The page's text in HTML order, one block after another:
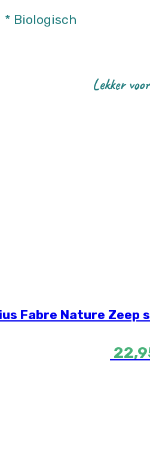
* Biologisch
Lekker
Fabre Nature Zeep